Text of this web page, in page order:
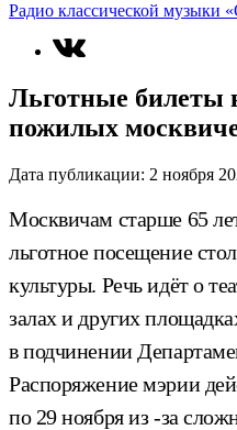
Радио классической музыки
Льготные билеты
пожилых
Дата публикации: 2 ноября
Москвичам старше 65
льготное посещение
культуры. Речь идёт о
залах и других
в подчинении
Распоряжение мэрии
по 29 ноября из -за